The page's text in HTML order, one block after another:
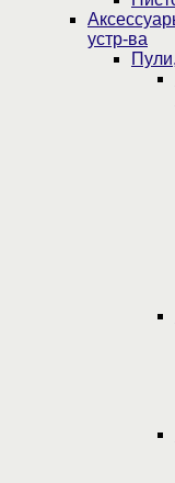
устр-ва